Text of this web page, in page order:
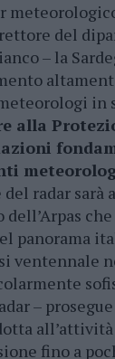
del
– la
in
alla
radar sarà
panorama
ventennale
–
fino a